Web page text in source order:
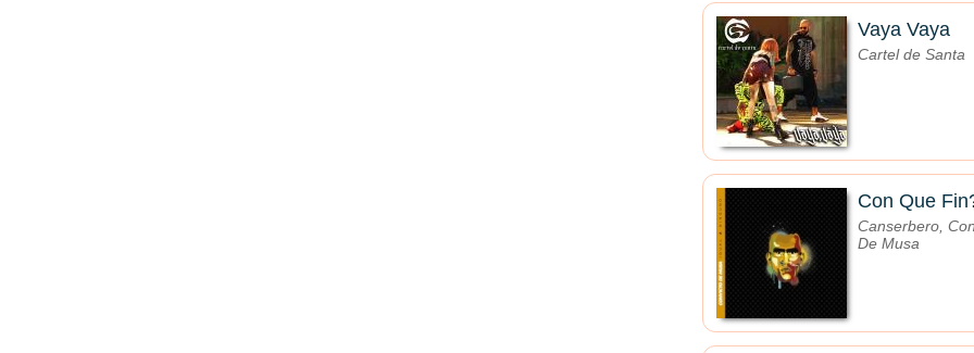
Vaya Vaya
Cartel de Santa
Con Que
Canserbero,
De Musa